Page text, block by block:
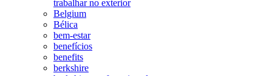
trabalhar no exterior
Belgium
Bélica
bem-estar
benefícios
benefits
berkshire